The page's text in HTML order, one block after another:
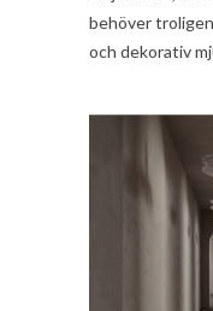
behöver
och dekorativ